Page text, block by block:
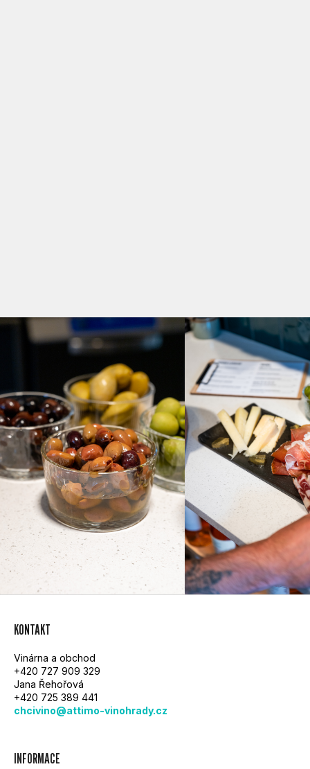
KONTAKT
Vinárna a obchod
+420 727 909 329
Jana Řehořová
+420 725 389 441
chcivino@attimo-vinohrady.cz
INFORMACE